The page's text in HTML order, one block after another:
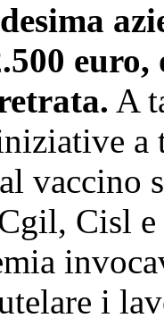
A
vaccino
Cisl
i